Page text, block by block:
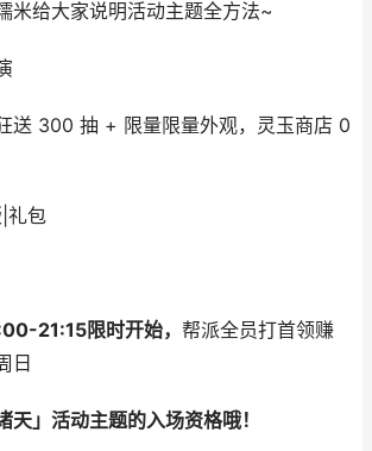
给大家说明活动主题全方法~
送 300 抽 + 限量限量外观，灵玉商店 0
礼包
21:15限时开始， 帮派全员打首领赚
日
天」活动主题的入场资格哦！